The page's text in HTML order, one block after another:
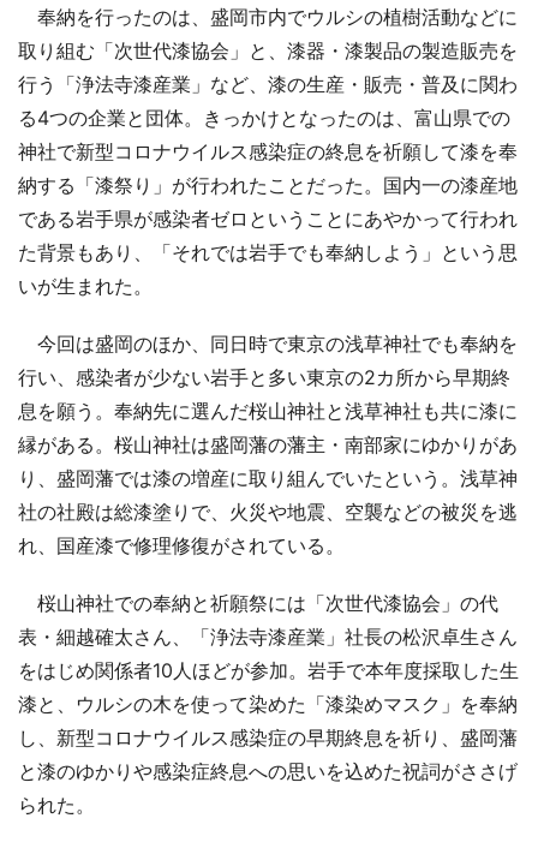
奉納を行ったのは、盛岡市内でウルシの植樹活動などに
取り組む「次世代漆協会」と、漆器・漆製品の製造販売を
行う「浄法寺漆産業」など、漆の生産・販売・普及に関わ
る4つの企業と団体。きっかけとなったのは、富山県での
神社で新型コロナウイルス感染症の終息を祈願して漆を奉
納する「漆祭り」が行われたことだった。国内一の漆産地
である岩手県が感染者ゼロということにあやかって行われ
た背景もあり、「それでは岩手でも奉納しよう」という思
いが生まれた。
今回は盛岡のほか、同日時で東京の浅草神社でも奉納を
行い、感染者が少ない岩手と多い東京の2カ所から早期終
息を願う。奉納先に選んだ桜山神社と浅草神社も共に漆に
縁がある。桜山神社は盛岡藩の藩主・南部家にゆかりがあ
り、盛岡藩では漆の増産に取り組んでいたという。浅草神
社の社殿は総漆塗りで、火災や地震、空襲などの被災を逃
れ、国産漆で修理修復がされている。
桜山神社での奉納と祈願祭には「次世代漆協会」の代
表・細越確太さん、「浄法寺漆産業」社長の松沢卓生さん
をはじめ関係者10人ほどが参加。岩手で本年度採取した生
漆と、ウルシの木を使って染めた「漆染めマスク」を奉納
し、新型コロナウイルス感染症の早期終息を祈り、盛岡藩
と漆のゆかりや感染症終息への思いを込めた祝詞がささげ
られた。